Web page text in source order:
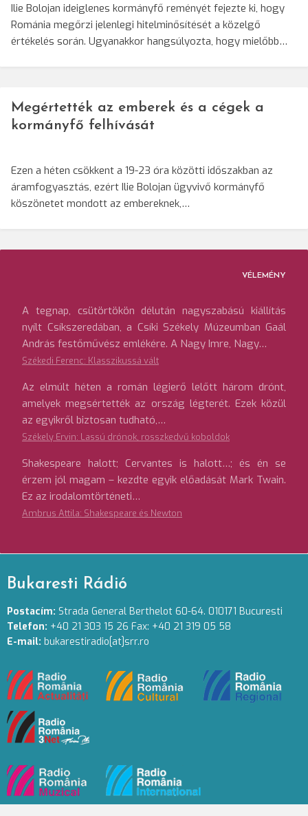
Ilie Bolojan ideiglenes kormányfő reményét fejezte ki, hogy
Románia megőrzi jelenlegi hitelminősítését a közelgő
értékelés során. Ugyanakkor hangsúlyozta, hogy mielőbb…
Megértették az emberek és a cégek a
kormányfő felhívását
Ezen a héten csökkent a 19-23 óra közötti időszakban az
áramfogyasztás, ezért Ilie Bolojan ügyvivő kormányfő
köszönetet mondott az embereknek,…
VÉLEMÉNY
A tegnap, csütörtökön délután nagyszabású kiállítás
nyílt Csíkszeredában, a Csíki Székely Múzeumban Gaál
András festőművész emlékére. A Nagy Imre, Nagy…
Székedi Ferenc: Klasszikussá vált
Az elmúlt héten a román légierő lelőtt három drónt,
amelyek megsértették az ország légterét. Ezek közül
az egyikről biztosan tudható,…
Székely Ervin: Lassú drónok, rosszkedvű koboldok
Shakespeare halott; Cervantes is halott…; és én se
érzem jól magam – kezdte egyik előadását Mark Twain.
Ez az irodalomtörténeti…
Ambrus Attila: Shakespeare és Newton
Bukaresti Rádió
Postacím: Strada General Berthelot 60-64. 010171 Bucuresti
Telefon: +40 21 303 15 26 Fax: +40 21 319 05 58
E-mail: bukarestiradio[at]srr.ro